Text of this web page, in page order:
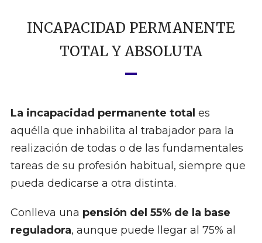
INCAPACIDAD PERMANENTE
TOTAL Y ABSOLUTA
La incapacidad permanente total es
aquélla que inhabilita al trabajador para la
realización de todas o de las fundamentales
tareas de su profesión habitual, siempre que
pueda dedicarse a otra distinta.
Conlleva una pensión del 55% de la base
reguladora, aunque puede llegar al 75% al